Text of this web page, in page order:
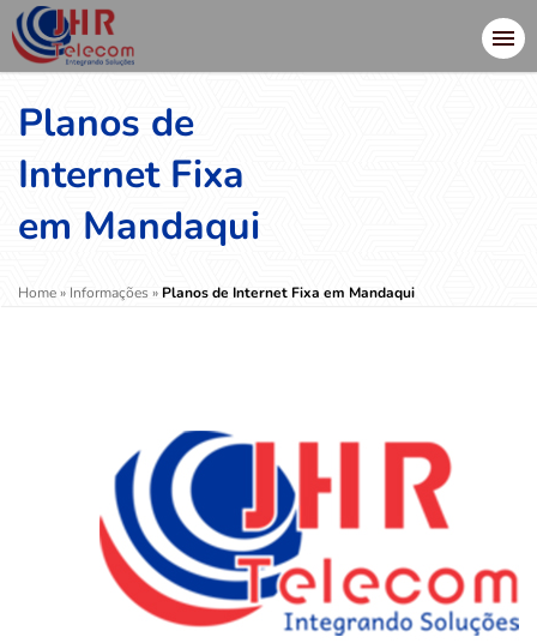
Planos de
Internet Fixa
em Mandaqui
Home» Informações » Planos de Internet Fixa em Mandaqui